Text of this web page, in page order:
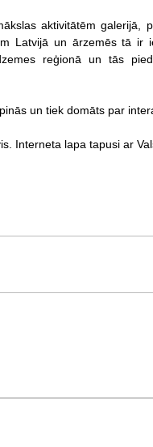
aktivitātēm galerijā,
Latvijā un ārzemēs tā
reģionā un tās
un tiek domāts par
Interneta lapa tapusi ar